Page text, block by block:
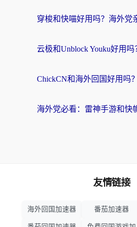
友情链接
海外回国加速器 番茄加速器